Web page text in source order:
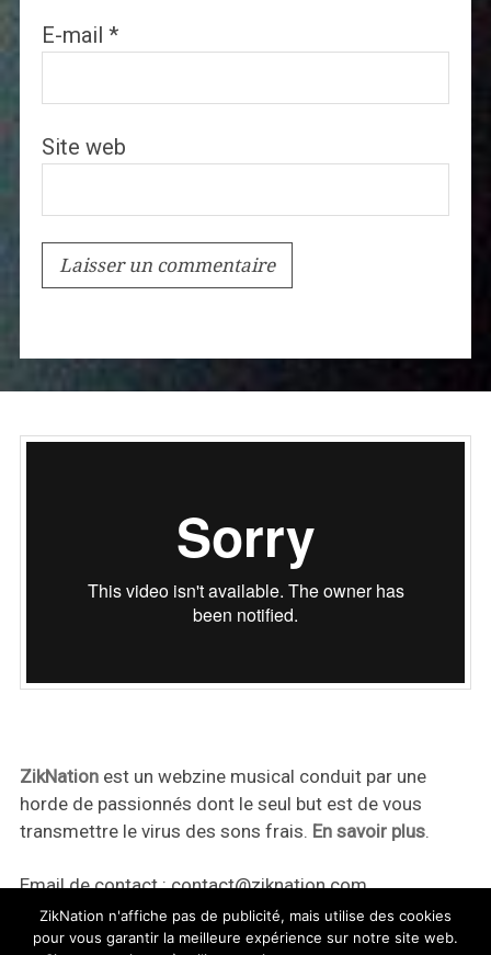
E-mail *
Site web
ZikNationest un webzine musical conduit par une
horde de passionnés dont le seul but est de vous
transmettre le virus des sons frais. En savoir plus.
Email de contact :contact@ziknation.com
ZikNation n'affiche pas de publicité, mais utilise des cookies
pour vous garantir la meilleure expérience sur notre site web.